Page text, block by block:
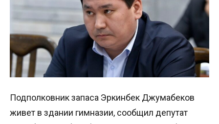
Подполковник запаса Эркинбек Джумабеков
живет в здании гимназии, сообщил депутат